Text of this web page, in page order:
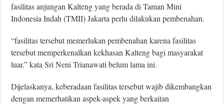
fasilitas anjungan Kalteng yang berada di Taman Mini
Indonesia Indah (TMII) Jakarta perlu dilakukan pembenahan.
“fasilitas tersebut memerlukan pembenahan karena fasilitas
tersebut memperkenalkan kekhasan Kalteng bagi masyarakat
luar.” kata Sri Neni Trianawati belum lama ini.
Dijelaskanya, keberadaan fasilitas tersebut wajib dikembangkan
dengan memerhatikan aspek-aspek yang berkaitan